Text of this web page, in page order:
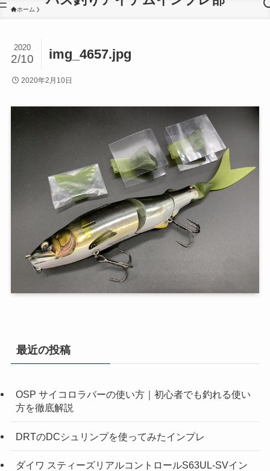
ホーム
img_4657.jpg
2020
2/10
2020年2月10日
最近の投稿
OSP サイコロラバーの使い方｜初心者でも釣れる使い
方を徹底解説
DRTのDCシュリンプを使ってみたインプレ
ダイワ スティーズリアルコントロールS63UL-SVイン